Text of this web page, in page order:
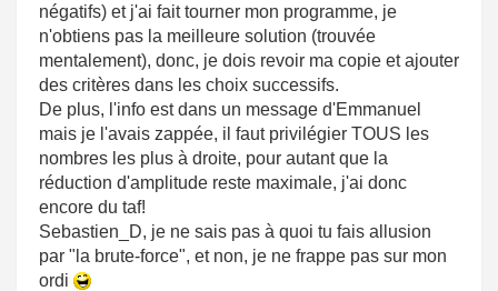
négatifs) et j'ai fait tourner mon programme, je
n'obtiens pas la meilleure solution (trouvée
mentalement), donc, je dois revoir ma copie et ajouter
des critères dans les choix successifs.
De plus, l'info est dans un message d'Emmanuel
mais je l'avais zappée, il faut privilégier TOUS les
nombres les plus à droite, pour autant que la
réduction d'amplitude reste maximale, j'ai donc
encore du taf!
Sebastien_D, je ne sais pas à quoi tu fais allusion
par "la brute-force", et non, je ne frappe pas sur mon
ordi